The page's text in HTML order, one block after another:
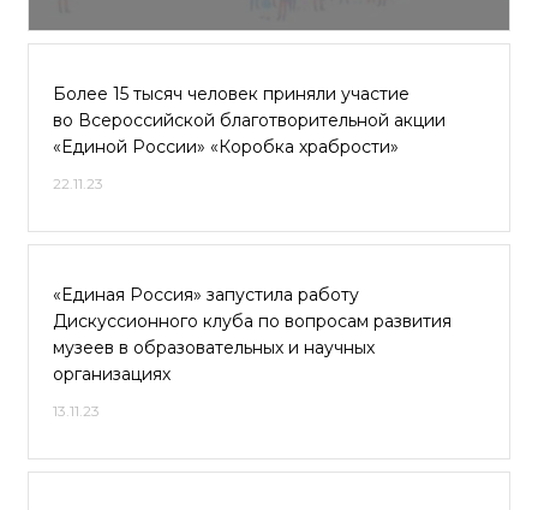
Более 15 тысяч человек приняли участие
во Всероссийской благотворительной акции
«Единой России» «Коробка храбрости»
22.11.23
«Единая Россия» запустила работу
Дискуссионного клуба по вопросам развития
музеев в образовательных и научных
организациях
13.11.23